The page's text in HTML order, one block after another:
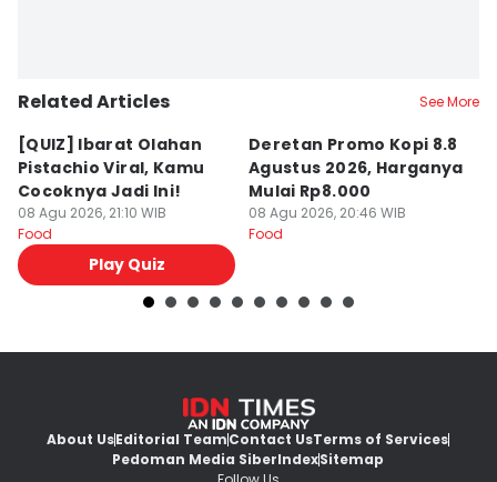
Related Articles See More
[QUIZ] Ibarat Olahan
Pistachio Viral, Kamu
Cocoknya Jadi Ini!
08 Agu 2026, 21:10 WIB
Food
Play Quiz
Deretan Promo Kopi 8.8
Agustus 2026, Harganya
Mulai Rp8.000
08 Agu 2026, 20:46 WIB
Food
About UsEditorial TeamContact UsTerms of Services
Pedoman Media SiberIndexSitemap